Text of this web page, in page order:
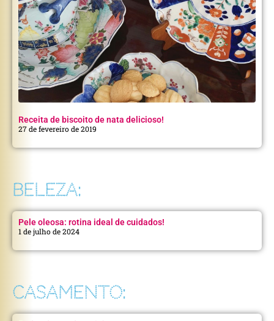
Receita de biscoito de nata delicioso!
27 de fevereiro de 2019
BELEZA:
Pele oleosa: rotina ideal de cuidados!
1 de julho de 2024
CASAMENTO: